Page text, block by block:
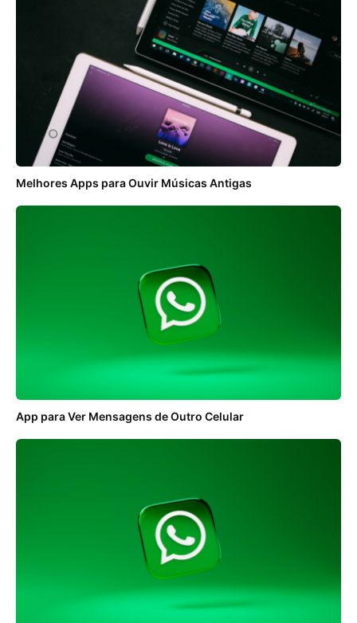
Melhores Apps para Ouvir Músicas Antigas
App para Ver Mensagens de Outro Celular